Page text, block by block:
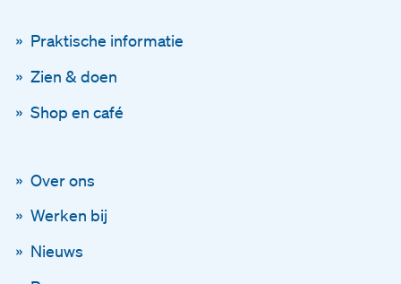
Praktische informatie
Zien & doen
Shop en café
Over ons
Werken bij
Nieuws